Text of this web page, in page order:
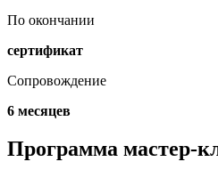
По окончании
сертификат
Сопровождение
6 месяцев
Программа мастер-